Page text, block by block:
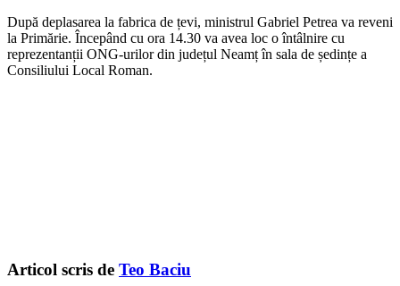
După deplasarea la fabrica de țevi, ministrul Gabriel Petrea va reveni
la Primărie. Începând cu ora 14.30 va avea loc o întâlnire cu
reprezentanții ONG-urilor din județul Neamț în sala de ședințe a
Consiliului Local Roman.
Articol scris de Teo Baciu